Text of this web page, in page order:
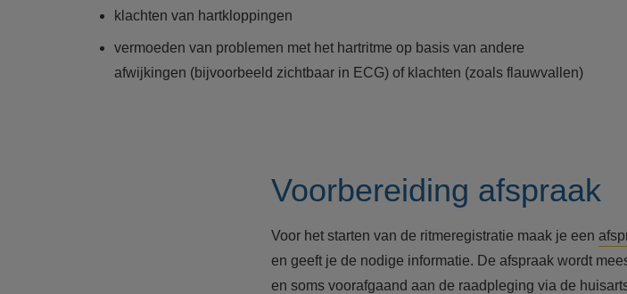
klachten van hartkloppingen
vermoeden van problemen met het hartritme op basis van andere
afwijkingen (bijvoorbeeld zichtbaar in ECG) of klachten (zoals flauwvallen)
Voorbereiding afspraak
Voor het starten van de ritmeregistratie maak je een
en geeft je de nodige informatie. De afspraak wordt
en soms voorafgaand aan de raadpleging via de